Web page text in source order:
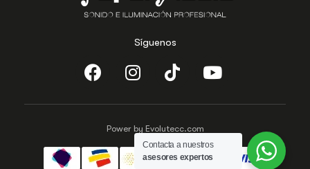
Síguenos
Power by Evolutecc.com
Contacta a nuestros
asesores expertos